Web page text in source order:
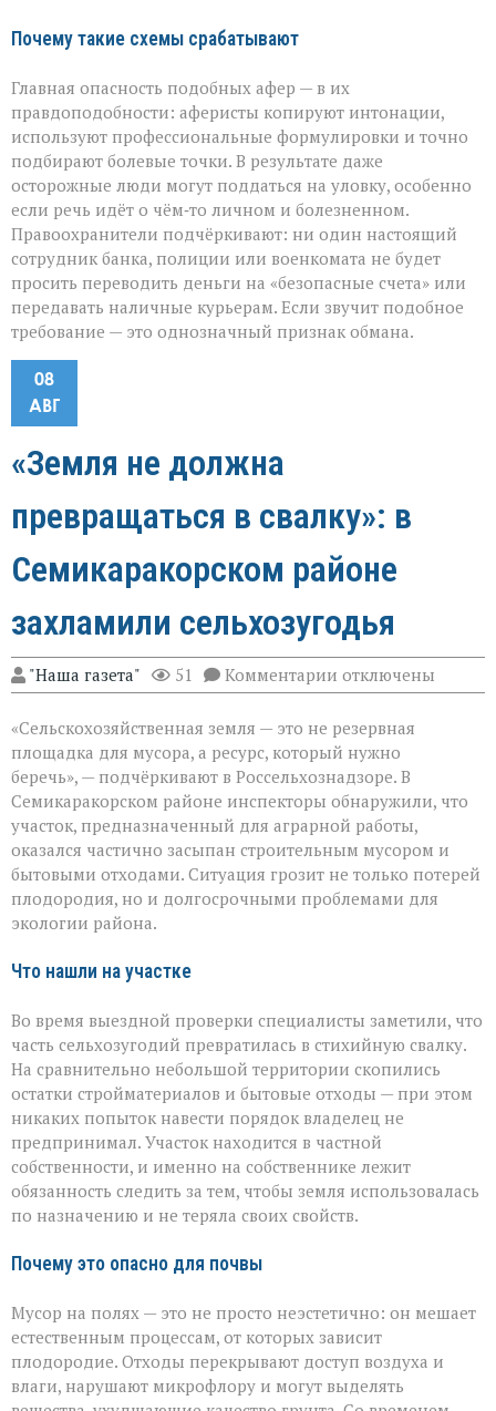
Почему такие схемы срабатывают
Главная опасность подобных афер — в их
правдоподобности: аферисты копируют интонации,
используют профессиональные формулировки и точно
подбирают болевые точки. В результате даже
осторожные люди могут поддаться на уловку, особенно
если речь идёт о чём‑то личном и болезненном.
Правоохранители подчёркивают: ни один настоящий
сотрудник банка, полиции или военкомата не будет
просить переводить деньги на «безопасные счета» или
передавать наличные курьерам. Если звучит подобное
требование — это однозначный признак обмана.
08
АВГ
«Земля не должна
превращаться в свалку»: в
Семикаракорском районе
захламили сельхозугодья
"Наша газета" 51 Комментарии к
записи
не
должна
превращаться
в
свалку»:
в
Семикаракорском
районе
захламили
сельхозугодья
отключены
«Сельскохозяйственная земля — это не резервная
площадка для мусора, а ресурс, который нужно
беречь», — подчёркивают в Россельхознадзоре. В
Семикаракорском районе инспекторы обнаружили, что
участок, предназначенный для аграрной работы,
оказался частично засыпан строительным мусором и
бытовыми отходами. Ситуация грозит не только потерей
плодородия, но и долгосрочными проблемами для
экологии района.
Что нашли на участке
Во время выездной проверки специалисты заметили, что
часть сельхозугодий превратилась в стихийную свалку.
На сравнительно небольшой территории скопились
остатки стройматериалов и бытовые отходы — при этом
никаких попыток навести порядок владелец не
предпринимал. Участок находится в частной
собственности, и именно на собственнике лежит
обязанность следить за тем, чтобы земля использовалась
по назначению и не теряла своих свойств.
Почему это опасно для почвы
Мусор на полях — это не просто неэстетично: он мешает
естественным процессам, от которых зависит
плодородие. Отходы перекрывают доступ воздуха и
влаги, нарушают микрофлору и могут выделять